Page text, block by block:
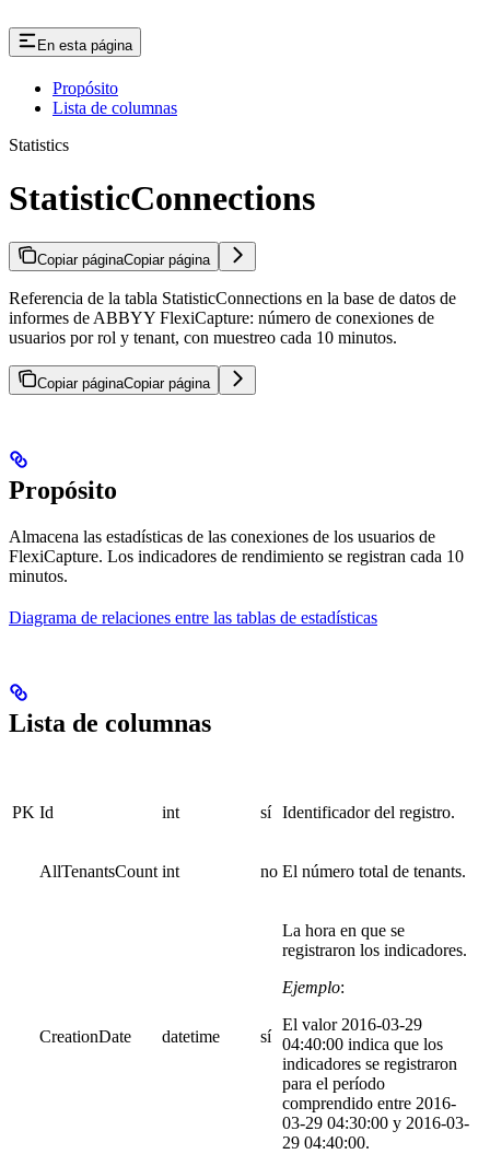
En esta página
Propósito
Lista de columnas
Statistics
StatisticConnections
Copiar páginaCopiar página
Referencia de la tabla StatisticConnections en la base de datos de
informes de ABBYY FlexiCapture: número de conexiones de
usuarios por rol y tenant, con muestreo cada 10 minutos.
Copiar páginaCopiar página
Propósito
Almacena las estadísticas de las conexiones de los usuarios de
FlexiCapture. Los indicadores de rendimiento se registran cada 10
minutos.
Diagrama de relaciones entre las tablas de estadísticas
Lista de columnas
PK Id int sí Identificador del registro.
AllTenantsCount int no El número total de tenants.
CreationDate datetime sí
La hora en que se
registraron los indicadores.
Ejemplo:
El valor 2016-03-29
04:40:00 indica que los
indicadores se registraron
para el período
comprendido entre 2016-
03-29 04:30:00 y 2016-03-
29 04:40:00.